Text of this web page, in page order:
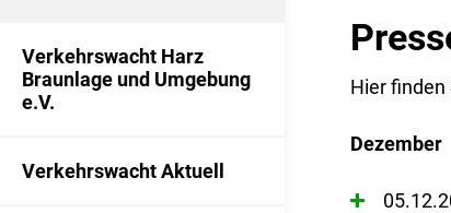
Verkehrswacht Harz
Braunlage und Umgebung
e.V.
Verkehrswacht Aktuell
Hier
Dezember